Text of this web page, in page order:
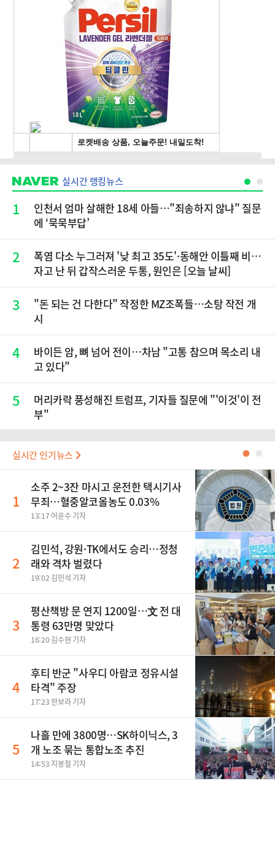
실시간 랭킹뉴스
1
인천서 엄마 살해한 18세 아들…"죄송하지 않냐" 질문
에 ‘묵묵부답’
2
폭염 다소 누그러져 '낮 최고 35도'·동해안 이틀째 비…
자고 난 뒤 갑작스러운 두통, 원인은 [오늘 날씨]
3
"돈 되는 건 다한다" 작정한 MZ조폭들…소탕 작전 개
시
4
바이든 암, 뼈 넘어 전이…차남 "고통 참으며 목소리 내
고 있다"
5
머리카락 풍성해진 트럼프, 기자들 질문에 "'이것'이 전
부"
실시간 인기뉴스 ●
1
소주 2~3잔 마시고 운전한 택시기사
무죄…혈중알코올농도 0.03%
13:17 어윤수 기자
2
김민석, 강원·TK에서도 승리…정청
래와 격차 벌렸다
19:02 김민석 기자
3
평산책방 문 연지 1200일…文 전 대
통령 63만명 맞았다
16:20 김수현 기자
4
후티 반군 "사우디 아람코 정유시설
타격" 주장
17:23 한보라 기자
5
나흘 만에 3800명…SK하이닉스, 3
개 노조 묶는 통합노조 추진
14:53 지봉철 기자